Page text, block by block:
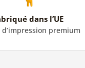
dans l’UE
premium